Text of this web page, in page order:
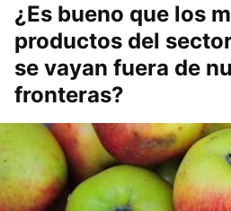
¿Es bueno que los
productos del
se vayan fuera de
fronteras?